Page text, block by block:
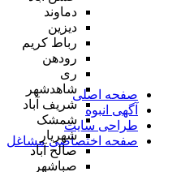
دماوند
دیزین
رباط کریم
رودهن
ری
شاهدشهر
شریف آباد
شمشک
شهریار
صالح آباد
صباشهر
صفحه اصلی
آگهی انبوه
طراحی سایت
صفحه اختصاصی مشاغل